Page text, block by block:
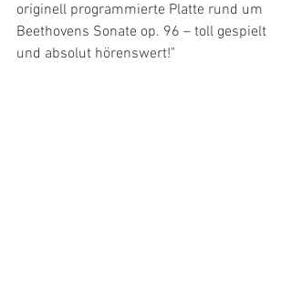
originell programmierte Platte rund um
Beethovens Sonate op. 96 – toll gespielt
und absolut hörenswert!"